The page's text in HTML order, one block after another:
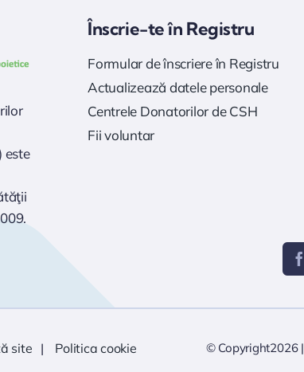
este
Înscrie-te în Registru
Formular de înscriere în Registru
Actualizează datele personale
Centrele Donatorilor de CSH
Fii voluntar
site Politica cookie © Copyright2026 |